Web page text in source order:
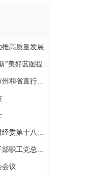
推高质量发展
提供坚实法治保障
层党建工作述职评议会议
八次全体会议
年度总结表彰大会
会议